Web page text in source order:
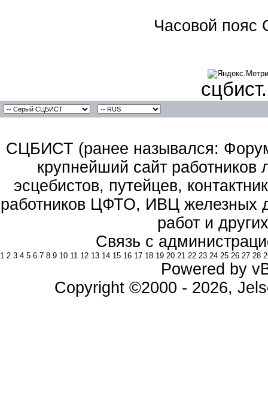
Часовой пояс
СЦБИСТ (ранее назывался:
крупнейший сайт работников
эсцебистов, путейцев,
работников ЦФТО, ИВЦ железных
работ и
Связь с
1 2 3 4 5 6 7 8 9 10 11 12 13 14 15 16 17 18 19 20 21 22 23 24 25 26 27 28
Powered by
Copyright ©2000 - 2026,